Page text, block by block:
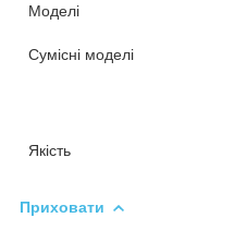
Моделі
Сумісні моделі
Якість
Приховати